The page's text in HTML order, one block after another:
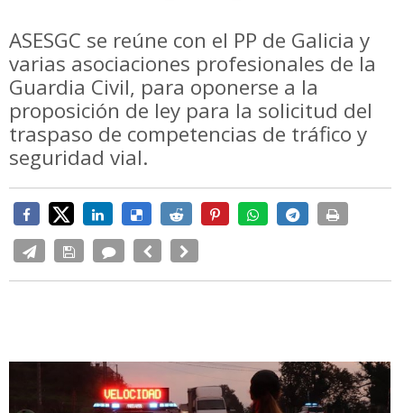
ASESGC se reúne con el PP de Galicia y
varias asociaciones profesionales de la
Guardia Civil, para oponerse a la
proposición de ley para la solicitud del
traspaso de competencias de tráfico y
seguridad vial.